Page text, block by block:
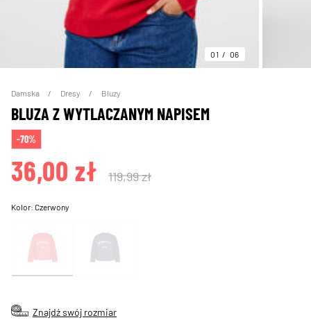
01 06
Damska Dresy Bluzy
BLUZA Z WYTLACZANYM NAPISEM
-70%
36,00 zł 119,99 zł
Kolor:Czerwony
Znajdź swój rozmiar